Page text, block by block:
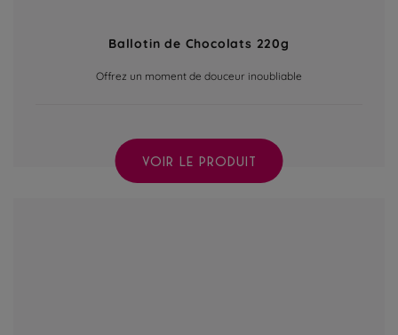
Ballotin de Chocolats 220g
Offrez un moment de douceur inoubliable
VOIR LE PRODUIT